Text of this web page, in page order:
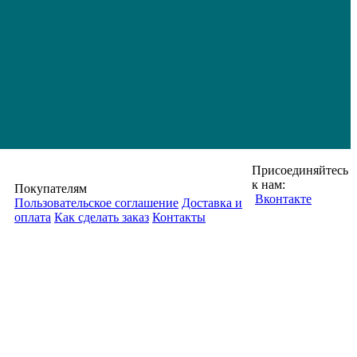
Покупателям
Пользовательское соглашение Доставка и
оплата Как сделать заказ Контакты
Присоединяйтесь
к нам:
Вконтакте